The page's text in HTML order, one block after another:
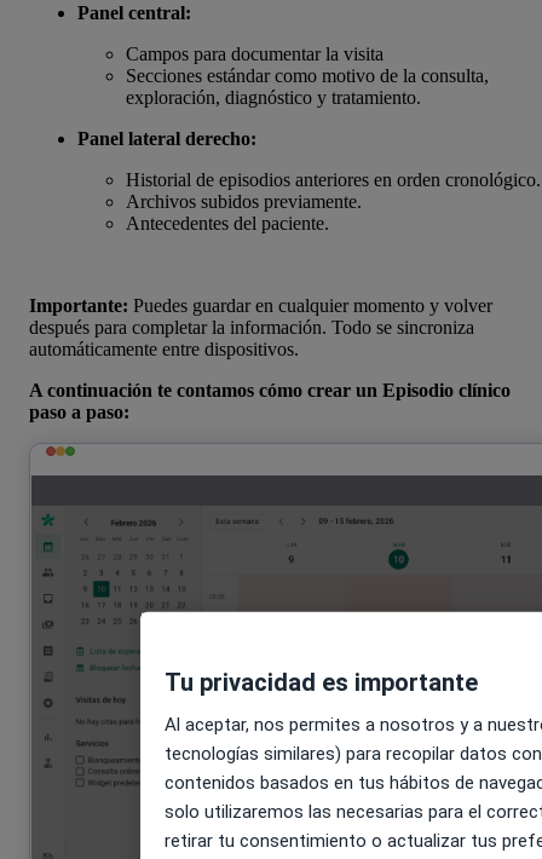
Panel central:
Campos para documentar la visita
Secciones estándar como motivo de la consulta,
exploración, diagnóstico y tratamiento.
Panel lateral derecho:
Historial de episodios anteriores en orden cronológico.
Archivos subidos previamente.
Antecedentes del paciente.
Importante: Puedes guardar en cualquier momento y volver
después para completar la información. Todo se sincroniza
automáticamente entre dispositivos.
A continuación te contamos cómo crear un Episodio clínico
paso a paso:
Cómo usar plantillas
Tu privacidad es importante
Al aceptar, nos permites a nosotros y a
tecnologías similares) para recopilar datos
contenidos basados en tus hábitos de
solo utilizaremos las necesarias para el
retirar tu consentimiento o actualizar tus